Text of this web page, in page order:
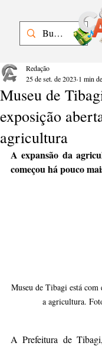
Museu de
exposição
agricultura
Redação
25 de set. de 2023 1 min
A expansão da
começou há pouco
Museu de Tibagi está com
a agricultura.
A Prefeitura de